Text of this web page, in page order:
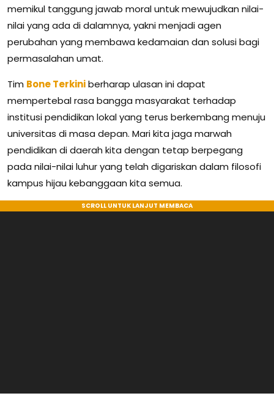
memikul tanggung jawab moral untuk mewujudkan nilai-
nilai yang ada di dalamnya, yakni menjadi agen
perubahan yang membawa kedamaian dan solusi bagi
permasalahan umat.
Tim Bone Terkiniberharap ulasan ini dapat
mempertebal rasa bangga masyarakat terhadap
institusi pendidikan lokal yang terus berkembang menuju
universitas di masa depan. Mari kita jaga marwah
pendidikan di daerah kita dengan tetap berpegang
pada nilai-nilai luhur yang telah digariskan dalam filosofi
kampus hijau kebanggaan kita semua.